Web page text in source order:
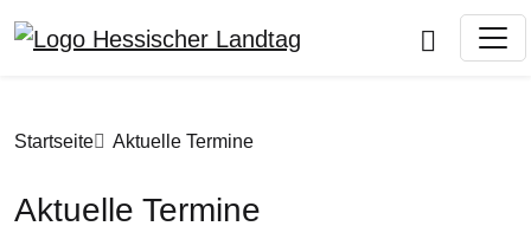
Pfadnavigation
Startseite Aktuelle Termine
Aktuelle Termine